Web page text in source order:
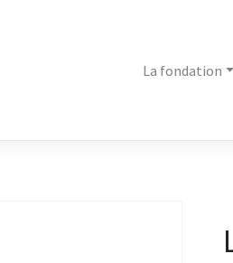
La fondation